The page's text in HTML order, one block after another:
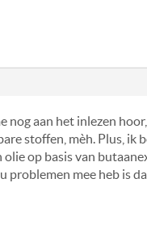
nog aan het inlezen
stoffen, mèh. Plus, ik
olie op basis van
problemen mee heb is